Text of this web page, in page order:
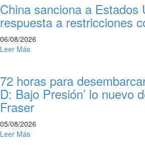
China sanciona a Estados
respuesta a restricciones
06/08/2026
Leer Más
72 horas para
D: Bajo Presión’ lo nuevo
Fraser
05/08/2026
Leer Más